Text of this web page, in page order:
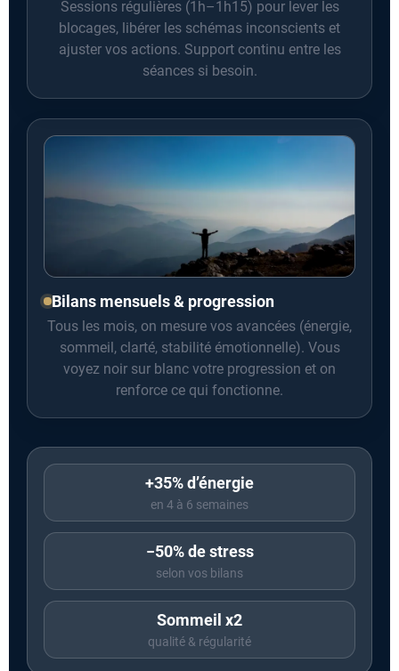
Sessions régulières (1h–1h15) pour lever les
blocages, libérer les schémas inconscients et
ajuster vos actions. Support continu entre les
séances si besoin.
Bilans mensuels & progression
Tous les mois, on mesure vos avancées (énergie,
sommeil, clarté, stabilité émotionnelle). Vous
voyez noir sur blanc votre progression et on
renforce ce qui fonctionne.
+35% d’énergie
en 4 à 6 semaines
−50% de stress
selon vos bilans
Sommeil x2
qualité & régularité